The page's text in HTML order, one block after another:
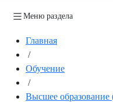
Меню раздела
Главная
/
Обучение
/
Высшее образование